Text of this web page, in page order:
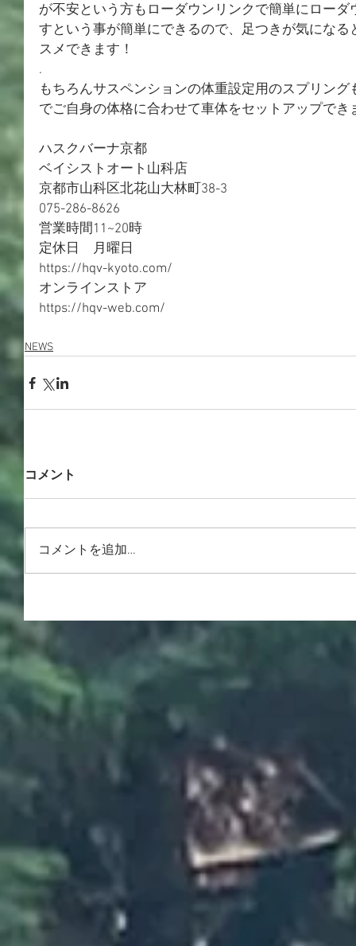
が不安という方もローダウンリンクで簡単にロー
すという事が簡単にできるので、足つきが気にな
スメできます！
.
もちろんサスペンションの体重設定用のスプリン
でご自身の体格に合わせて車体をセットアップで
ハスクバーナ京都
ベイシストオート山科店
京都市山科区北花山大林町38-3
075-286-8626
営業時間11~20時
定休日　月曜日
https://hqv-kyoto.com/
オンラインストア
https://hqv-web.com/
NEWS
コメント
コメントを追加…